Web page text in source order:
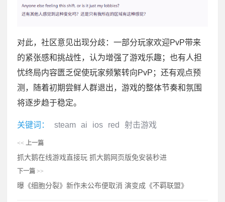
对此，社区意见出现分歧：一部分玩家欢迎PvP带来
的紧张感和挑战性，认为增强了游戏乐趣；也有人担
忧终局内容匮乏促使玩家频繁转向PvP；还有观点预
测，随着初期尝鲜人群退出，游戏的整体节奏和氛围
将逐步趋于稳定。
关键词： steam ai ios red 射击游戏
<< 上一篇
抓大鹅在线游戏直接玩 抓大鹅网页版免安装秒进
下一篇 >>
曝《细胞分裂》新作未公布便取消 演变成《不羁联盟》